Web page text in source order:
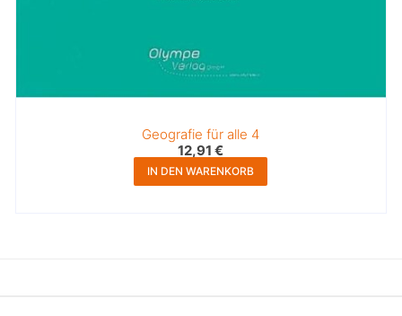
Geografie für alle 4
12,91€
IN DEN WARENKORB